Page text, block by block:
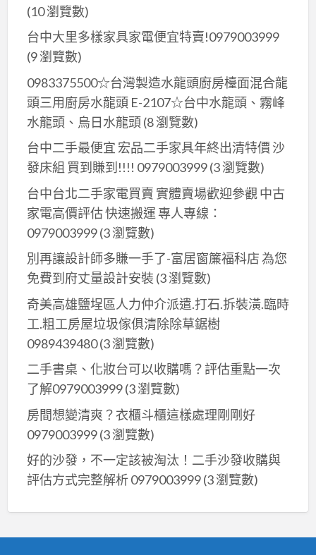
(10 瀏覽數)
台中大里多樣家具家電便宜特賣!0979003999
(9 瀏覽數)
0983375500☆台灣製造水龍頭廚房檯面混合龍
頭三用廚房水龍頭 E-2107☆台中水龍頭、霧峰
水龍頭、烏日水龍頭(8 瀏覽數)
台中二手最便宜 宏品二手家具年終出清特價 沙
發床組 買到賺到!!!! 0979003999(3 瀏覽數)
台中台北二手家電買賣 實體賣場歡迎參觀 中古
家電高價評估 快速搬運 專人專線：
0979003999(3 瀏覽數)
別再讓設計師多賺一手了-富居窗簾福科店 為您
免費到府丈量設計安裝 (3 瀏覽數)
奇美高雄鹽埕區人力仲介派遣.打石.拆裝潢.臨時
工.粗工房屋垃圾傢俱清除除草鋸樹
0989439480(3 瀏覽數)
二手書桌、化妝台可以收購嗎？評估重點一次
了解0979003999(3 瀏覽數)
房間想變清爽？衣櫃斗櫃這樣處理剛剛好
0979003999(3 瀏覽數)
好的沙發，不一定該被淘汰！二手沙發收購與
評估方式完整解析 0979003999(3 瀏覽數)